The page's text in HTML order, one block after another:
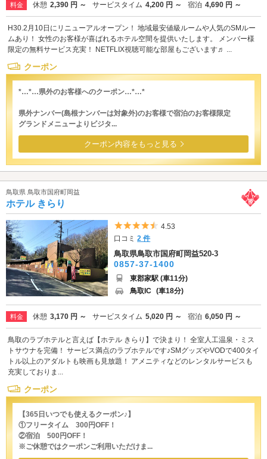
料金 休憩 2,390 円 ～ サービスタイム 4,200 円 ～ 宿泊 4,690 円 ～
H30.2月10日にリニューアルオープン！ 地域最安値級ルームや人気のSMルー
ムあり！ 女性のお客様が喜ばれるホテル空間を提供いたします。 メンバー様
限定の無料サービス充実！ NETFLIX視聴可能な部屋もございます♬ ...
クーポン
*…*…県外のお客様へのクーポン…*…*
県外ナンバー(島根ナンバーは対象外)のお客様で宿泊のお客様限定
グランドメニューよりビジタ...
クーポン内容をもっと見る
鳥取県 鳥取市国府町岡益
ホテル きらり
5つ星のうち4.5
4.53
口コミ2 件
鳥取県鳥取市国府町岡益520-3
0857-37-1400
東郡家駅 (車11分)
鳥取IC (車18分)
料金 休憩 3,170 円 ～ サービスタイム 5,020 円 ～ 宿泊 6,050 円 ～
鳥取のラブホテルと言えば【ホテル きらり】で決まり！ 全室人工温泉・ミス
トサウナを完備！ サービス満点のラブホテルです♪SMグッズやVODで400タイ
トル以上のアダルトも映画も見放題！ アメニティなどのレンタルサービスも
充実しておりま...
クーポン
【365日いつでも使えるクーポン♪】
①フリータイム 300円OFF！
②宿泊 500円OFF！
※ご休憩ではクーポンご利用いただけま...